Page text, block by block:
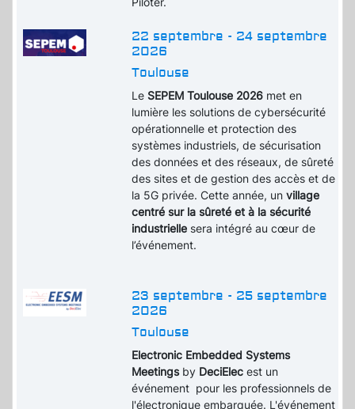
22 septembre - 24 septembre
2026
Toulouse
Le SEPEM Toulouse 2026 met en
lumière les solutions de cybersécurité
opérationnelle et protection des
systèmes industriels, de sécurisation
des données et des réseaux, de sûreté
des sites et de gestion des accès et de
la 5G privée. Cette année, unvillage
centré sur la sûreté et à la sécurité
industrielle sera intégré au cœur de
l’événement.
23 septembre - 25 septembre
2026
Toulouse
Electronic Embedded Systems
Meetingsby DeciElecest un
événement pour les professionnels de
l'électronique embarquée. L'événement